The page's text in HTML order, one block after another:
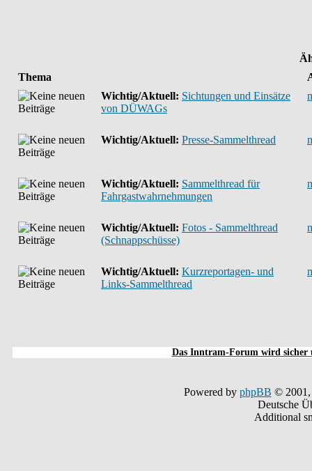
Thema
Wichtig/Aktuell: Sichtungen und Einsätze
von DÜWAGs
Wichtig/Aktuell: Presse-Sammelthread
Wichtig/Aktuell: Sammelthread für
Fahrgastwahrnehmungen
Wichtig/Aktuell: Fotos - Sammelthread
(Schnappschüsse)
Wichtig/Aktuell: Kurzreportagen- und
Links-Sammelthread
Das Inntram-Forum wird sicher
Powered by phpBB © 2001,
Deutsche
Additional